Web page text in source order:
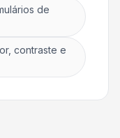
de
contraste e